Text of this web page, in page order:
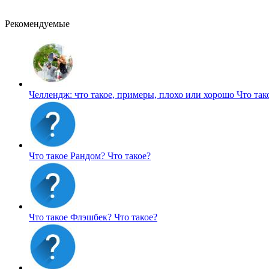
Рекомендуемые
Челлендж: что такое, примеры, плохо или хорошо Что
Что такое Рандом? Что такое?
Что такое Флэшбек? Что такое?